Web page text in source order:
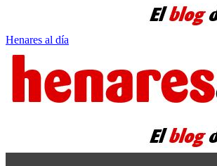
Henares al día